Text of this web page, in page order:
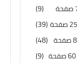
(9)
(39)
(48)
(9)